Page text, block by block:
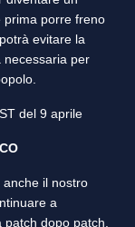
prima porre freno
evitare la
necessaria per
del 9 aprile
il nostro
a
dopo patch.